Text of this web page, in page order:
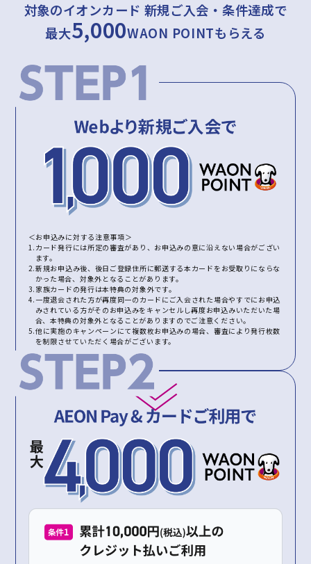
対象のイオンカード 新規ご入会・条件達成で
最大5,000WAON POINTもらえる
＜お申込みに対する注意事項＞
1.カード発行には所定の審査があり、お申込みの意に沿えない場合がござい
ます。
2.新規お申込み後、後日ご登録住所に郵送する本カードをお受取りにならな
かった場合、対象外となることがあります。
3.家族カードの発行は本特典の対象外です。
4.一度退会された方が再度同一のカードにご入会された場合やすでにお申込
みされている方がそのお申込みをキャンセルし再度お申込みいただいた場
合、本特典の対象外となることがありますのでご注意ください。
5.他に実施のキャンペーンにて複数枚お申込みの場合、審査により発行枚数
を制限させていただく場合がございます。